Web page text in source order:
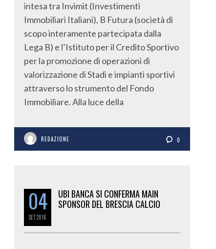
intesa tra Invimit (Investimenti
Immobiliari Italiani), B Futura (società di
scopo interamente partecipata dalla
Lega B) e l’Istituto per il Credito Sportivo
per la promozione di operazioni di
valorizzazione di Stadi e impianti sportivi
attraverso lo strumento del Fondo
Immobiliare. Alla luce della
REDAZIONE 0
04
SET2016
UBI BANCA SI CONFERMA MAIN
SPONSOR DEL BRESCIA CALCIO